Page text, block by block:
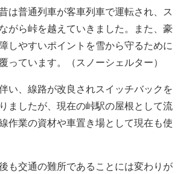
は普通列車が客車列車で運転され、ス
がら峠を越えていきました。また、豪
しやすいポイントを雪から守るために
っています。（スノーシェルター）
い、線路が改良されスイッチバックを
ましたが、現在の峠駅の屋根として流
作業の資材や車置き場として現在も使
も交通の難所であることには変わりが